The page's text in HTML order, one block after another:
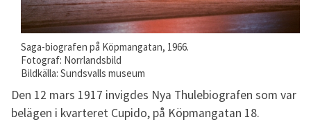
Saga-biografen på Köpmangatan, 1966.
Fotograf: Norrlandsbild
Bildkälla: Sundsvalls museum
Den 12 mars 1917 invigdes Nya Thulebiografen som var
belägen i kvarteret Cupido, på Köpmangatan 18.